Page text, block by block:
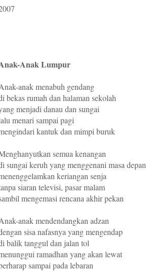
Anak Lumpur
anak menabuh gendang
bekas rumah dan halaman sekolah
menjadi danau dan sungai
menari sampai pagi
kantuk dan mimpi buruk
semua kenangan
sungai keruh yang menggenani masa depan
keriangan senja
siaran televisi, pasar malam
mengemasi rencana akhir pekan
anak mendendangkan adzan
sisa nafasnya yang mengendap
balik tanggul dan jalan tol
ramadhan yang akan lewat
sampai pada lebaran